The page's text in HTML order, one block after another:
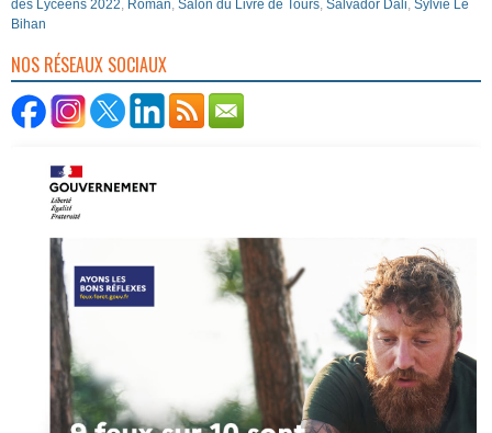
des Lycéens 2022, Roman, Salon du Livre de Tours, Salvador Dali, Sylvie Le
Bihan
NOS RÉSEAUX SOCIAUX